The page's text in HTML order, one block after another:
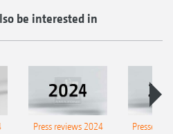
be interested in
Press reviews 2024 Presse-